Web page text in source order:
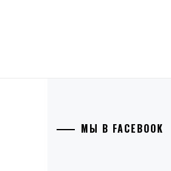
МЫ В FACEBOOK